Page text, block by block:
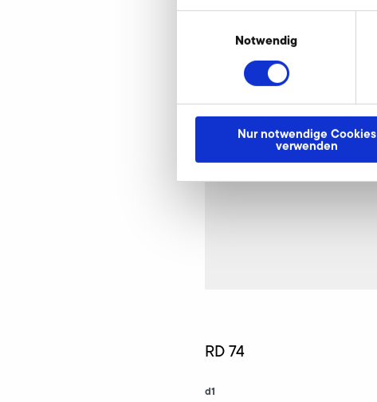
Notwendig
Nur notwendige Cookies
verwenden
RD 74
d1